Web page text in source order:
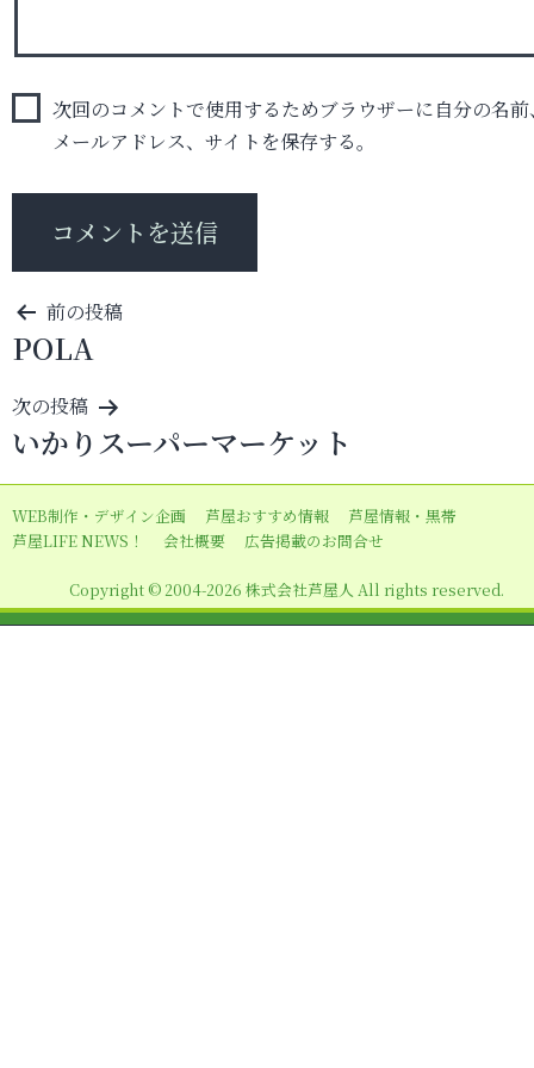
次回のコメントで使用するためブラウザーに自分の名前
メールアドレス、サイトを保存する。
投
稿
ナ
ビ
ゲ
ー
シ
ン
前の投稿
POLA
次の投稿
いかりスーパーマーケット
WEB制作・デザイン企画 芦屋おすすめ情報
芦屋情報・黒帯
芦屋LIFE NEWS！
会社概要 広告掲載のお問合せ
Copyright © 2004-2026 株式会社芦屋人 All rights reserved.